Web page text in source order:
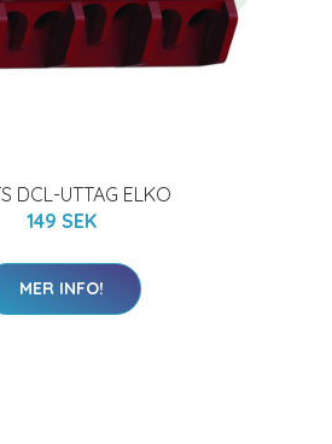
DCL-UTTAG ELKO
149 SEK
MER INFO!